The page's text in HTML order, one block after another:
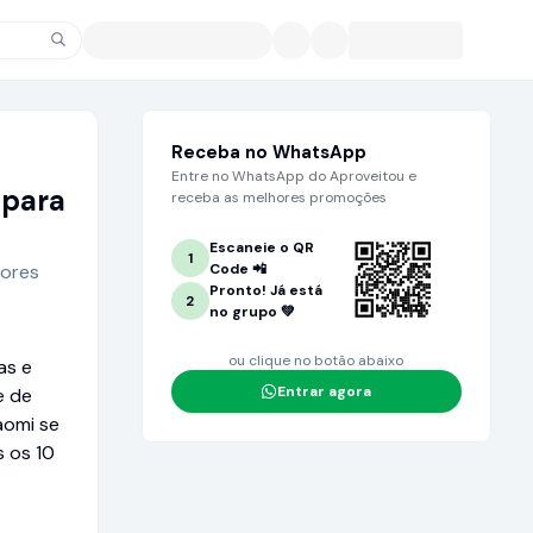
e
de
se
os 10
Receba no WhatsApp
Entre no WhatsApp do Aproveitou e
receba as melhores promoções
1
Escaneie o QR
Code 📲
2
Pronto! Já está
no grupo 💚
ou clique no botão abaixo
Entrar agora